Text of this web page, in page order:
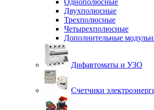
Однополюсные
Двухполюсные
Трехполюсные
Четырехполюсные
Дополнительные
Дифавтоматы и УЗО
Счетчики